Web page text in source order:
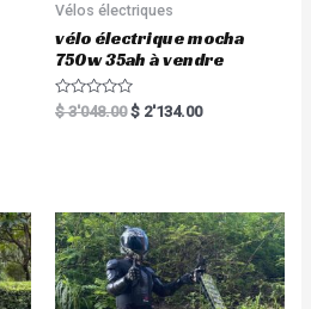
Vélos électriques
vélo électrique mocha
750w 35ah à vendre
R
a
t
o
f
5
$3'048.00 $ 2'134.00